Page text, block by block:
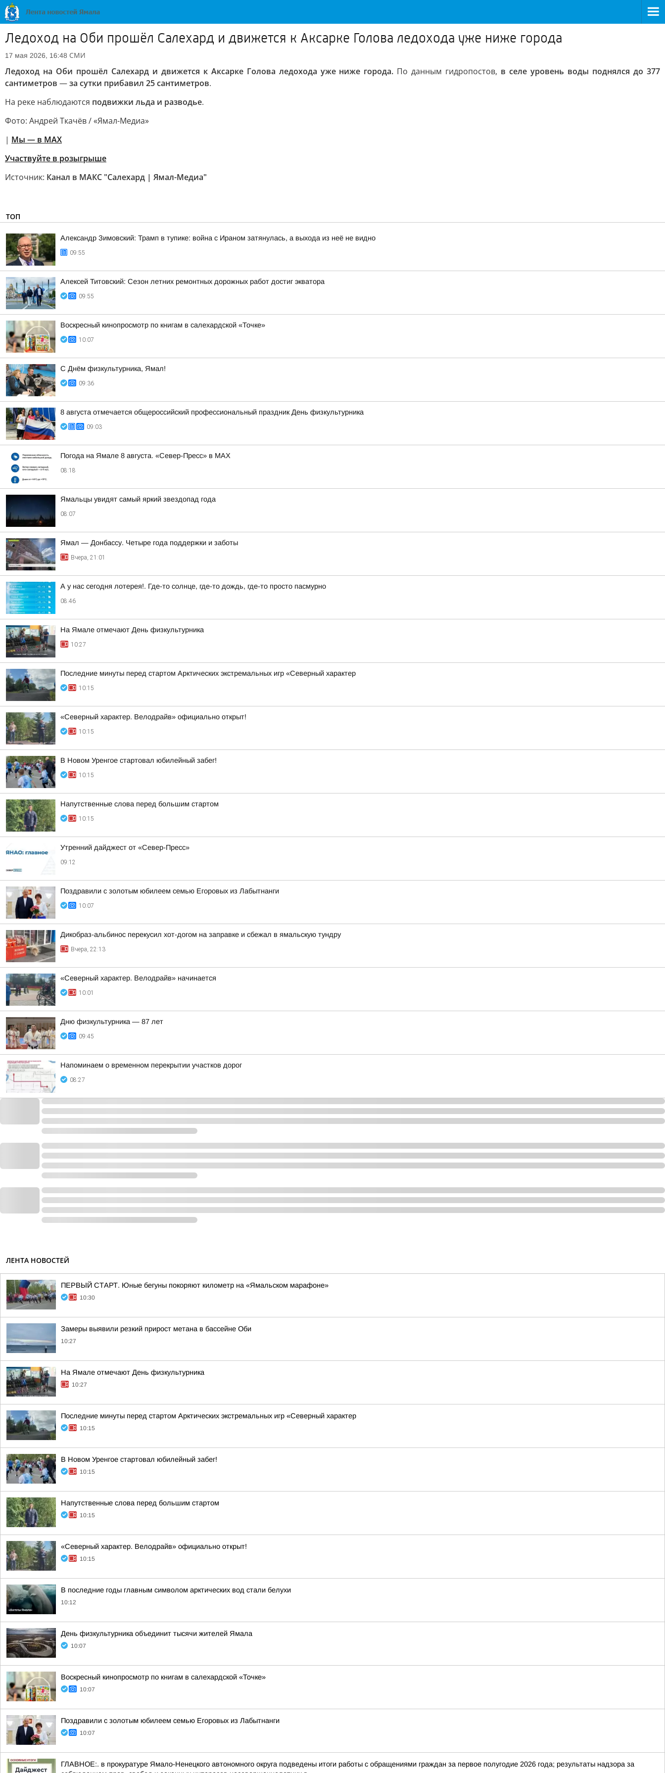
Ледоход на Оби прошёл Салехард и движется к Аксарке Голова ледохода уже ниже города
17 мая 2026, 16:48 СМИ
Ледоход на Оби прошёл Салехард и движется к Аксарке Голова ледохода уже ниже города. По данным гидропостов, в селе уровень воды поднялся до 377
сантиметров —за сутки прибавил 25 сантиметров.
На реке наблюдаются подвижки льда и разводье.
Фото: Андрей Ткачёв / «Ямал-Медиа»
| Мы — в МАХ
Участвуйте в розыгрыше
Источник: Канал в МАКС "Салехард | Ямал-Медиа"
ТОП
Александр Зимовский: Трамп в тупике: война с Ираном затянулась, а выхода из неё не видно
09:55
Алексей Титовский: Сезон летних ремонтных дорожных работ достиг экватора
09:55
Воскресный кинопросмотр по книгам в салехардской «Точке»
10:07
С Днём физкультурника, Ямал!
09:36
8 августа отмечается общероссийский профессиональный праздник День физкультурника
09:03
Погода на Ямале 8 августа. «Север-Пресс» в MAX
08:18
Ямальцы увидят самый яркий звездопад года
08:07
Ямал — Донбассу. Четыре года поддержки и заботы
Вчера, 21:01
А у нас сегодня лотерея!. Где-то солнце, где-то дождь, где-то просто пасмурно
08:46
На Ямале отмечают День физкультурника
10:27
Последние минуты перед стартом Арктических экстремальных игр «Северный характер
10:15
«Северный характер. Велодрайв» официально открыт!
10:15
В Новом Уренгое стартовал юбилейный забег!
10:15
Напутственные слова перед большим стартом
10:15
Утренний дайджест от «Север-Пресс»
09:12
Поздравили с золотым юбилеем семью Егоровых из Лабытнанги
10:07
Дикобраз-альбинос перекусил хот-догом на заправке и сбежал в ямальскую тундру
Вчера, 22:13
«Северный характер. Велодрайв» начинается
10:01
Дню физкультурника — 87 лет
09:45
Напоминаем о временном перекрытии участков дорог
08:27
ЛЕНТА НОВОСТЕЙ
ПЕРВЫЙ СТАРТ. Юные бегуны покоряют километр на «Ямальском марафоне»
10:30
Замеры выявили резкий прирост метана в бассейне Оби
10:27
На Ямале отмечают День физкультурника
10:27
Последние минуты перед стартом Арктических экстремальных игр «Северный характер
10:15
В Новом Уренгое стартовал юбилейный забег!
10:15
Напутственные слова перед большим стартом
10:15
«Северный характер. Велодрайв» официально открыт!
10:15
В последние годы главным символом арктических вод стали белухи
10:12
День физкультурника объединит тысячи жителей Ямала
10:07
Воскресный кинопросмотр по книгам в салехардской «Точке»
10:07
Поздравили с золотым юбилеем семью Егоровых из Лабытнанги
10:07
ГЛАВНОЕ:. в прокуратуре Ямало-Ненецкого автономного округа подведены итоги работы с обращениями граждан за первое полугодие 2026 года; результаты надзора за